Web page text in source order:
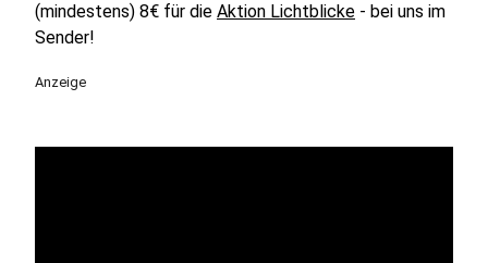
(mindestens) 8€ für die Aktion Lichtblicke - bei uns im
Sender!
Anzeige